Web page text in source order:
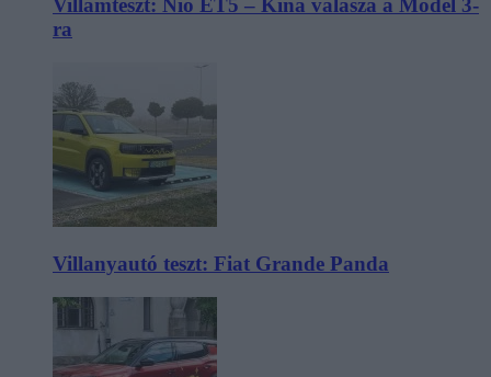
Villámteszt: Nio ET5 – Kína válasza a Model 3-
ra
Villanyautó teszt: Fiat Grande Panda